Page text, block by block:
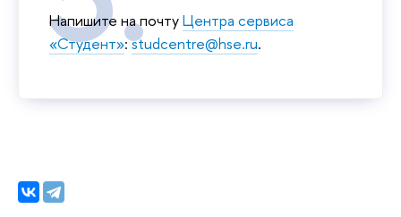
Напишите на почтуЦентра сервиса
«Студент»:studcentre@hse.ru.